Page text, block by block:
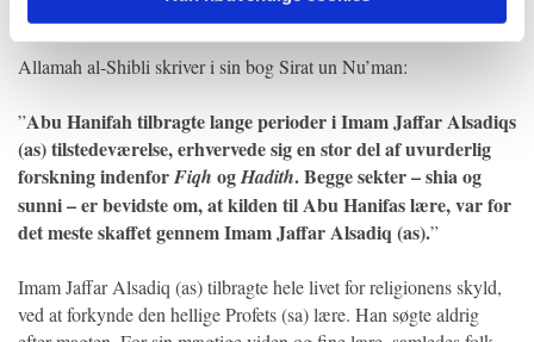
tilstedeværelse, som var kilden til al lærdom og lære for alle.
Allamah al-Shibli skriver i sin bog Sirat un Nu’man:
”Abu Hanifah tilbragte lange perioder i Imam Jaffar Alsadiqs
(as) tilstedeværelse, erhvervede sig en stor del af uvurderlig
forskning indenforFiqh ogHadith. Begge sekter – shia og
sunni – er bevidste om, at kilden til Abu Hanifas lære, var for
det meste skaffet gennem Imam Jaffar Alsadiq (as).”
Imam Jaffar Alsadiq (as) tilbragte hele livet for religionens skyld,
ved at forkynde den hellige Profets (sa) lære. Han søgte aldrig